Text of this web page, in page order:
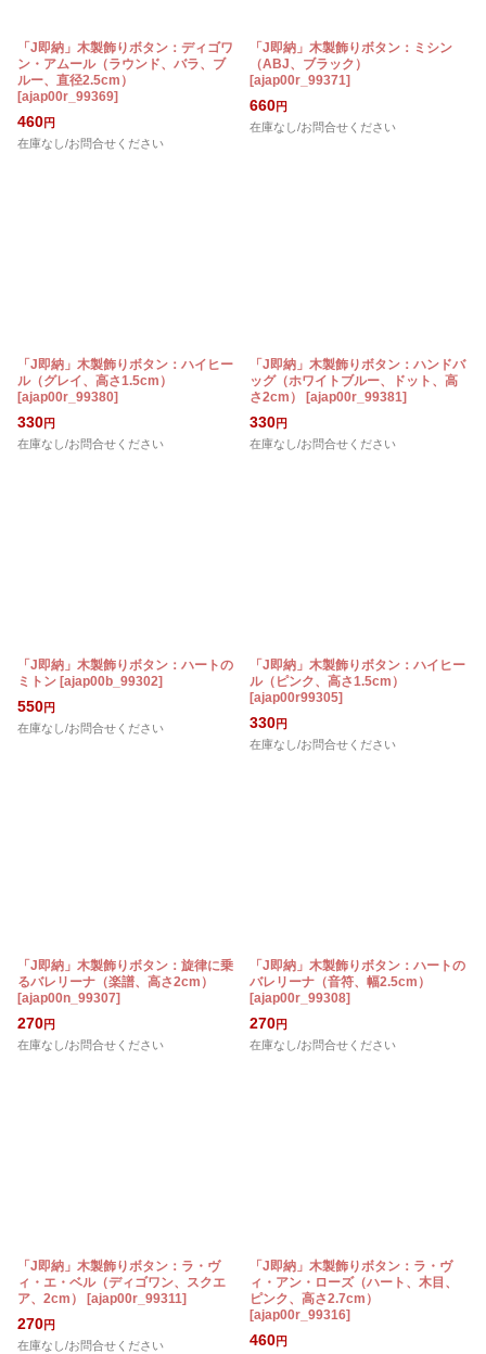
「J即納」木製飾りボタン：ディゴワ
ン・アムール（ラウンド、バラ、ブ
ルー、直径2.5cm）
[ajap00r_99369]
460円
在庫なし/お問合せください
「J即納」木製飾りボタン：ミシン
（ABJ、ブラック）
[ajap00r_99371]
660円
在庫なし/お問合せください
「J即納」木製飾りボタン：ハイヒー
ル（グレイ、高さ1.5cm）
[ajap00r_99380]
330円
在庫なし/お問合せください
「J即納」木製飾りボタン：ハンドバ
ッグ（ホワイトブルー、ドット、高
さ2cm）
[ajap00r_99381]
330円
在庫なし/お問合せください
「J即納」木製飾りボタン：ハートの
ミトン [ajap00b_99302]
550円
在庫なし/お問合せください
「J即納」木製飾りボタン：ハイヒー
ル（ピンク、高さ1.5cm）
[ajap00r99305]
330円
在庫なし/お問合せください
「J即納」木製飾りボタン：旋律に乗
るバレリーナ（楽譜、高さ2cm）
[ajap00n_99307]
270円
在庫なし/お問合せください
「J即納」木製飾りボタン：ハートの
バレリーナ（音符、幅2.5cm）
[ajap00r_99308]
270円
在庫なし/お問合せください
「J即納」木製飾りボタン：ラ・ヴ
ィ・エ・ベル（ディゴワン、スクエ
ア、2cm）
[ajap00r_99311]
270円
在庫なし/お問合せください
「J即納」木製飾りボタン：ラ・ヴ
ィ・アン・ローズ（ハート、木目、
ピンク、高さ2.7cm）
[ajap00r_99316]
460円